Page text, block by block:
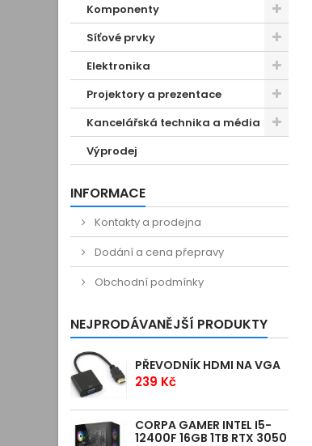
Komponenty
Síťové prvky
Elektronika
Projektory a prezentace
Kancelářská technika a média
Výprodej
INFORMACE
Kontakty a prodejna
Dodání a cena přepravy
Obchodní podmínky
NEJPRODÁVANĚJŠÍ PRODUKTY
PŘEVODNÍK HDMI NA VGA
239 Kč
CORPA GAMER INTEL I5-
12400F 16GB 1TB RTX 3050